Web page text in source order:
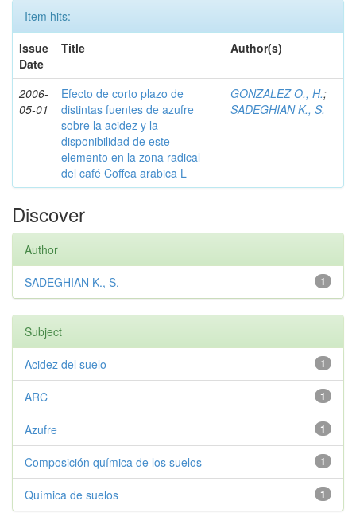
Item hits:
Issue
Date
Title Author(s)
2006-
05-01
Efecto de corto plazo de
distintas fuentes de azufre
sobre la acidez y la
disponibilidad de este
elemento en la zona radical
del café Coffea arabica L
GONZALEZ O., H.;
SADEGHIAN K., S.
Discover
Author
1
SADEGHIAN K., S.
Subject
1
Acidez del suelo
1
ARC
1
Azufre
1
Composición química de los suelos
1
Química de suelos